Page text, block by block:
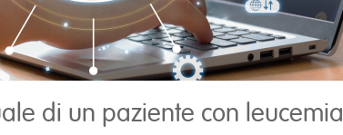
di un paziente con leucemia